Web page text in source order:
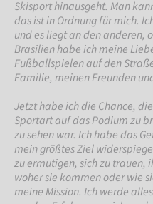
Skisport hinausgeht. Man
das ist in Ordnung für mich.
und es liegt an den anderen,
Brasilien habe ich meine
Fußballspielen auf den
Familie, meinen Freunden
Jetzt habe ich die Chance,
Sportart auf das Podium zu
zu sehen war. Ich habe das
mein größtes Ziel
zu ermutigen, sich zu trauen,
woher sie kommen oder wie
meine Mission. Ich werde